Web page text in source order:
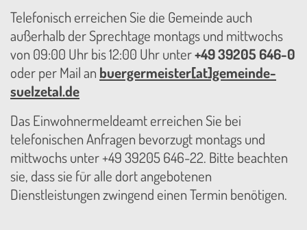
Telefonisch erreichen Sie die Gemeinde auch
außerhalb der Sprechtage montags und mittwochs
von 09:00 Uhr bis 12:00 Uhr unter+49 39205 646-0
oder per Mail an buergermeister[at]gemeinde-
suelzetal.de
Das Einwohnermeldeamt erreichen Sie bei
telefonischen Anfragen bevorzugt montags und
mittwochs unter +49 39205 646-22. Bitte beachten
sie, dass sie für alle dort angebotenen
Dienstleistungen zwingend einen Termin benötigen.